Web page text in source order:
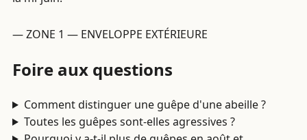
— ZONE 1 — ENVELOPPE EXTÉRIEURE
Foire aux questions
Comment distinguer une guêpe d'une abeille ?
Toutes les guêpes sont-elles agressives ?